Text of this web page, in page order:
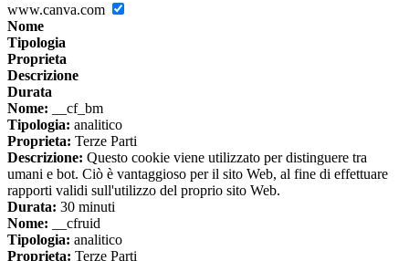
www.canva.com
Nome
Tipologia
Proprieta
Descrizione
Durata
Nome: __cf_bm
Tipologia: analitico
Proprieta: Terze Parti
Descrizione: Questo cookie viene utilizzato per distinguere tra
umani e bot. Ciò è vantaggioso per il sito Web, al fine di effettuare
rapporti validi sull'utilizzo del proprio sito Web.
Durata: 30 minuti
Nome: __cfruid
Tipologia: analitico
Proprieta: Terze Parti